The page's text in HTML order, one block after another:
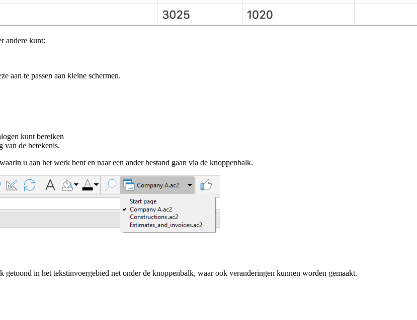
andere kunt:
aan te passen aan kleine schermen.
kunt bereiken
van de betekenis.
u aan het werk bent en naar een ander bestand gaan via de knoppenbalk.
in het tekstinvoergebied net onder de knoppenbalk, waar ook veranderingen kunnen worden gemaakt.